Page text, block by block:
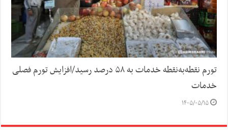
تورم نقطه‌به‌نقطه خدمات به ۵۸ درصد رسید/افزایش تورم فصلی
خدمات
۱۴۰۵/۰۵/۱۵